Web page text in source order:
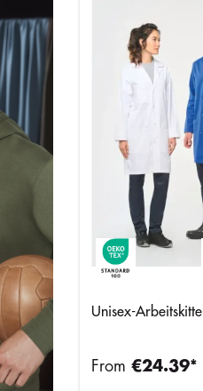
Unisex-Arbeitskittel
From€24.39*